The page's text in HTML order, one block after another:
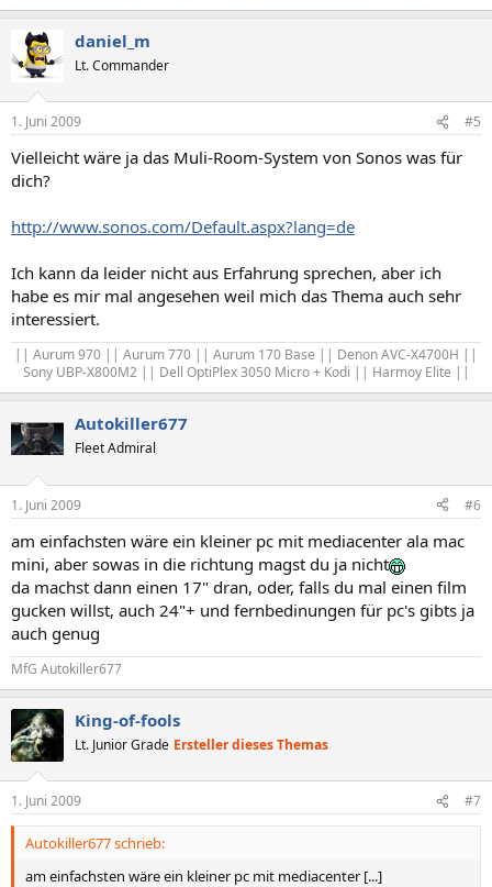
daniel_m
Lt. Commander
1. Juni 2009 #5
Vielleicht wäre ja das Muli-Room-System von Sonos was für
dich?
http://www.sonos.com/Default.aspx?lang=de
Ich kann da leider nicht aus Erfahrung sprechen, aber ich
habe es mir mal angesehen weil mich das Thema auch sehr
interessiert.
|| Aurum 970 || Aurum 770 || Aurum 170 Base || Denon AVC-X4700H ||
Sony UBP-X800M2 || Dell OptiPlex 3050 Micro + Kodi || Harmoy Elite ||​
Autokiller677
Fleet Admiral
1. Juni 2009 #6
am einfachsten wäre ein kleiner pc mit mediacenter ala mac
mini, aber sowas in die richtung magst du ja nicht
da machst dann einen 17" dran, oder, falls du mal einen film
gucken willst, auch 24"+ und fernbedinungen für pc's gibts ja
auch genug
MfG Autokiller677
King-of-fools
Lt. Junior Grade Ersteller dieses Themas
1. Juni 2009 #7
Autokiller677 schrieb:
am einfachsten wäre ein kleiner pc mit mediacenter [...]